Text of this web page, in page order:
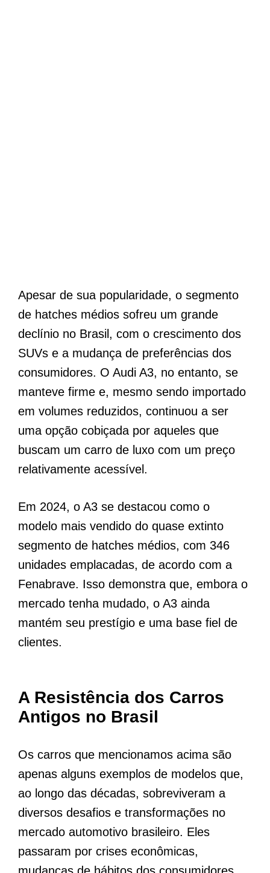
Apesar de sua popularidade, o segmento
de hatches médios sofreu um grande
declínio no Brasil, com o crescimento dos
SUVs e a mudança de preferências dos
consumidores. O Audi A3, no entanto, se
manteve firme e, mesmo sendo importado
em volumes reduzidos, continuou a ser
uma opção cobiçada por aqueles que
buscam um carro de luxo com um preço
relativamente acessível.
Em 2024, o A3 se destacou como o
modelo mais vendido do quase extinto
segmento de hatches médios, com 346
unidades emplacadas, de acordo com a
Fenabrave. Isso demonstra que, embora o
mercado tenha mudado, o A3 ainda
mantém seu prestígio e uma base fiel de
clientes.
A Resistência dos Carros
Antigos no Brasil
Os carros que mencionamos acima são
apenas alguns exemplos de modelos que,
ao longo das décadas, sobreviveram a
diversos desafios e transformações no
mercado automotivo brasileiro. Eles
passaram por crises econômicas,